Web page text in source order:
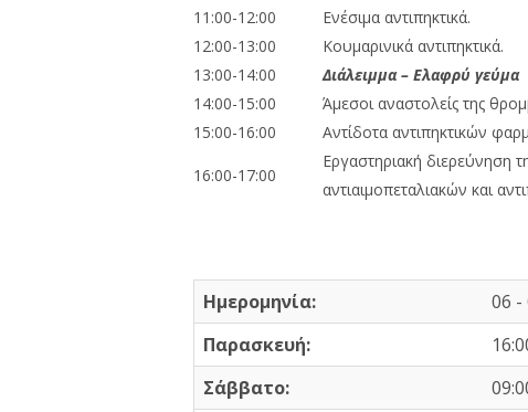
11:00-12:00
Ενέσιμα αντιπηκτικά.
12:00-13:00
Κουμαρινικά αντιπηκτικά.
13:00-14:00
Διάλειμμα – Ελαφρύ γεύμα
14:00-15:00
Άμεσοι αναστολείς της
15:00-16:00
Αντίδοτα αντιπηκτικών
16:00-17:00
Εργαστηριακή διερεύνηση
αντιαιμοπεταλιακών και
Ημερομηνία:
06 -
Παρασκευή:
Σάββατο: